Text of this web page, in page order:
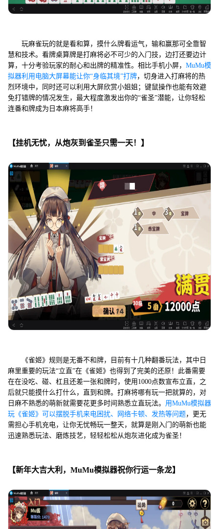
玩麻雀玩的就是看和算，摸什么牌看运气，输和赢那可全靠智
慧和技术。看牌桌算牌是打麻将必不可少的入门技，边打还要边计
算，十分考验玩家的耐心和出牌的精准性。相比手机小屏， MuMu模
拟器利用电脑大屏幕能让你“身临其境”打牌，切身进入打麻将的热
烈环境中，同时还可以利用大屏欣赏小姐姐；键鼠操作也能有效避
免打错牌的情况发生，最大程度激发出你的“雀圣”潜能，让你轻松
连番和牌成为日本麻将高手！
【挂机无忧，从炮灰到雀圣只需一天！】
《雀姬》规则是无番不和牌，目前有十几种翻番玩法，其中日
麻里重要的玩法“立直”在《雀姬》也得到了完美的还原！此番需要
在在没吃、碰、杠且还差一张和牌时，使用1000点数宣布立直，之
后就只能摸什么打什么，直到和牌。打麻将哪有玩一把就算的，对
日麻不熟悉的萌新就需要花更多时间熟悉立直玩法。 用MuMu模拟器
玩《雀姬》可以摆脱手机来电困扰、网络卡顿、发热等问题 ，更无
需担心手机充电，让你无忧畅玩一整天，就算是刚入门的萌新也能
迅速熟悉玩法、磨炼技艺，轻轻松松从炮灰进化成为雀圣！
【新年大吉大利，MuMu模拟器祝你行运一条龙】